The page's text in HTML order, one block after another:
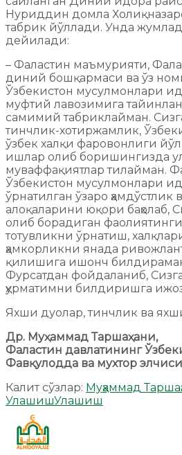
Нуриддин домла
табрик йўллади. Унда
дейилади:
– Фаластин маъмурияти,
диний бошқармаси ва ўз
Ўзбекистон мусулмонлари
муфтий лавозимига
самимий табриклайман.
тинчлик-хотиржамлик,
ўзбек халқи фаровонлиги
ишлар олиб боришингизда
муваффақиятлар тилайман.
Ўзбекистон мусулмонлари
ўрнатилган ўзаро ҳамдўстлик
алоқаларини юқори баҳолаб,
олиб борадиган
тотувликни ўрнатиш,
ҳамкорликни янада
қилишига ишонч
Фурсатдан фойдаланиб,
ҳурматимни билдиришга
Яхши дуолар, тинчлик ва
Др. Муҳаммад Таршаҳани,
Фаластин давлатининг
Фавқулодда ва мухтор элчиси
Калит сўзлар: Муҳаммад
УлашишУлашиш